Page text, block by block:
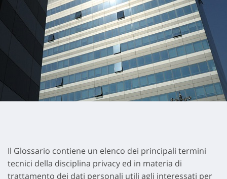
Il Glossario contiene un elenco dei principali termini
tecnici della disciplina privacy ed in materia di
trattamento dei dati personali utili agli interessati per